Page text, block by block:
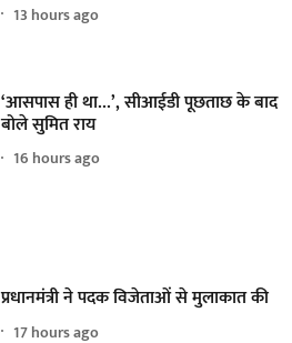
13 hours ago
‘आसपास ही था...’, सीआईडी पूछताछ के बाद
बोले सुमित राय
16 hours ago
प्रधानमंत्री ने पदक विजेताओं से मुलाकात की
17 hours ago